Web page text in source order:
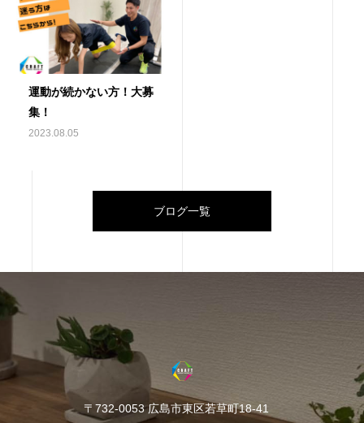
運動が続かない方！大募
集！
2023.08.05
ブログ一覧
〒732-0053 広島市東区若草町18-41